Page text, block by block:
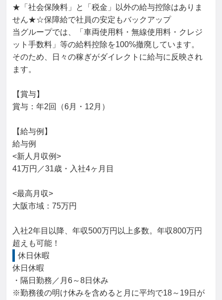
★「社会保険料」と「税金」以外の給与控除はありま
せん★☆保障給で社員の安定もバックアップ
当グループでは、「車両使用料・無線使用料・クレジ
ット手数料」等の給料控除を100%撤廃しています。
そのため、日々の稼ぎがダイレクトに給与に反映され
ます。
【賞与】
賞与：年2回（6月・12月）
【給与例】
給与例
<新人月収例>
41万円／31歳・入社4ヶ月目
<最高月収>
大阪市域：75万円
入社2年目以降、年収500万円以上多数。年収800万円
超えも可能！
休日休暇
休日休暇
・隔日勤務／月6～8日休み
※勤務後の明け休みを含めると月に平均で18～19日が